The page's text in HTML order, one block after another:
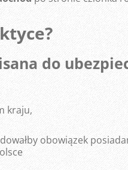
do
kraju,
obowiązek